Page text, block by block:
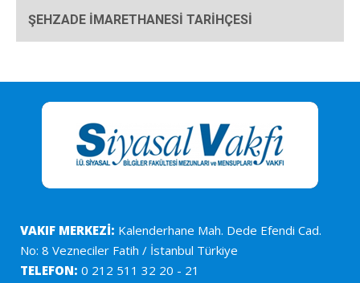
ŞEHZADE İMARETHANESİ TARİHÇESİ
VAKIF MERKEZİ: Kalenderhane Mah. Dede Efendi Cad.
No: 8 Vezneciler Fatih / İstanbul Türkiye
TELEFON: 0 212 511 32 20 - 21